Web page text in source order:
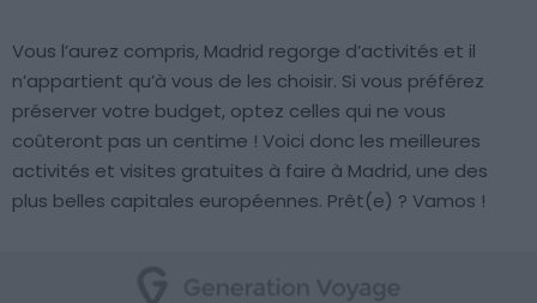
Vous l’aurez compris, Madrid regorge d’activités et il
n’appartient qu’à vous de les choisir. Si vous préférez
préserver votre budget, optez celles qui ne vous
coûteront pas un centime ! Voici donc les meilleures
activités et visites gratuites à faire à Madrid, une des
plus belles capitales européennes. Prêt(e) ? Vamos !